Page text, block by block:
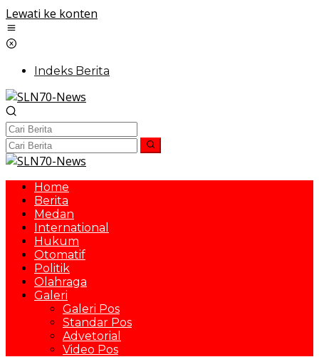
Lewati ke konten
Indeks Berita
Home
Berita
Medan
International
Hukum
Otomatif
Politik
Olahraga
Galeri
Galeri Pos
Standar Pos
Advetorial
Video Pos